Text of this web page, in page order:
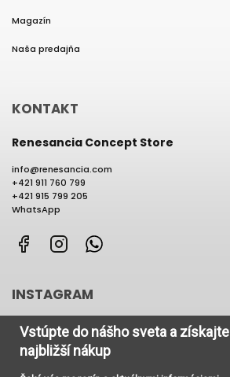
Magazín
Naša predajňa
KONTAKT
Renesancia Concept Store
info@renesancia.com
+421 911 760 799
+421 915 799 205
WhatsApp
FacebookInstagram
INSTAGRAM
Vstúpte do nášho sveta a získajte
najbližší nákup